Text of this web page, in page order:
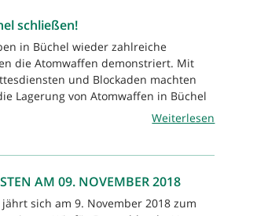
schließen!
in Büchel wieder zahlreiche
die Atomwaffen demonstriert. Mit
und Blockaden machten
Lagerung von Atomwaffen in Büchel
Weiterlesen
AM 09. NOVEMBER 2018
sich am 9. November 2018 zum